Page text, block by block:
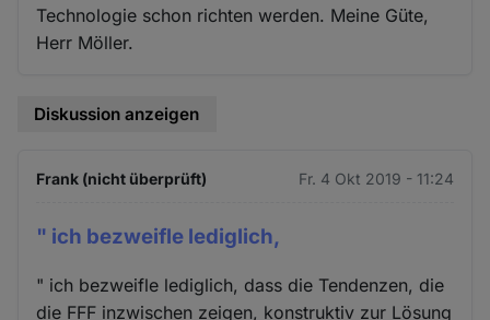
Technologie schon richten werden. Meine Güte,
Herr Möller.
Diskussion anzeigen
Frank (nicht überprüft) Fr. 4 Okt 2019 - 11:24
" ich bezweifle lediglich,
" ich bezweifle lediglich, dass die Tendenzen, die
die FFF inzwischen zeigen, konstruktiv zur Lösung